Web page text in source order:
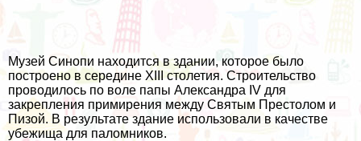
Музей Синопи находится в здании, которое было
построено в середине XIII столетия. Строительство
проводилось по воле папы Александра IV для
закрепления примирения между Святым Престолом и
Пизой. В результате здание использовали в качестве
убежища для паломников.